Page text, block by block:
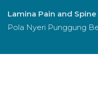
Lamina Pain and
Pola Nyeri Punggung